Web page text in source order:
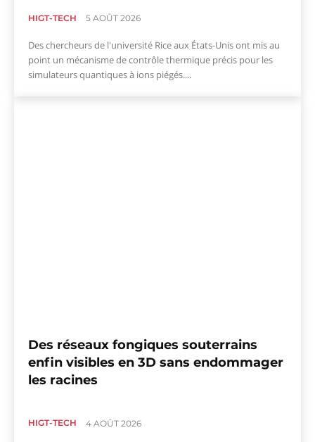
HIGT-TECH 5 AOÛT 2026
Des chercheurs de l'université Rice aux États-Unis ont mis au
point un mécanisme de contrôle thermique précis pour les
simulateurs quantiques à ions piégés....
Des réseaux fongiques souterrains
enfin visibles en 3D sans endommager
les racines
HIGT-TECH 4 AOÛT 2026